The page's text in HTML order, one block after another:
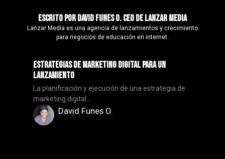
Escrito por david funes O. ceo de lanzar media
Lanzar Media es una agencia de lanzamientos y crecimiento
para negocios de educación en internet.
Estrategias de Marketing Digital para un
Lanzamiento
La planificación y ejecución de una estrategia de
marketing digital...
David Funes O.